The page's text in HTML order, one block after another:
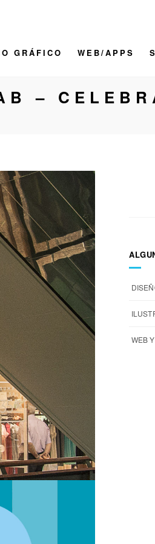
GRÁFICO WEB/APPS
–
WEB